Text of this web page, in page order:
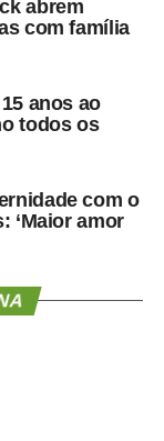
abrem
com família
anos ao
todos os
com o
‘Maior amor